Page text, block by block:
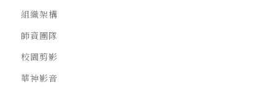
組織架構
師資團隊
校園剪影
華神影音